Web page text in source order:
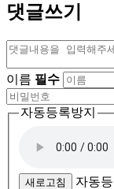
댓글쓰기
이름 필수
자동등록방지
새로고침 자동